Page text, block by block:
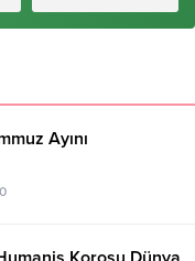
Ayını
0